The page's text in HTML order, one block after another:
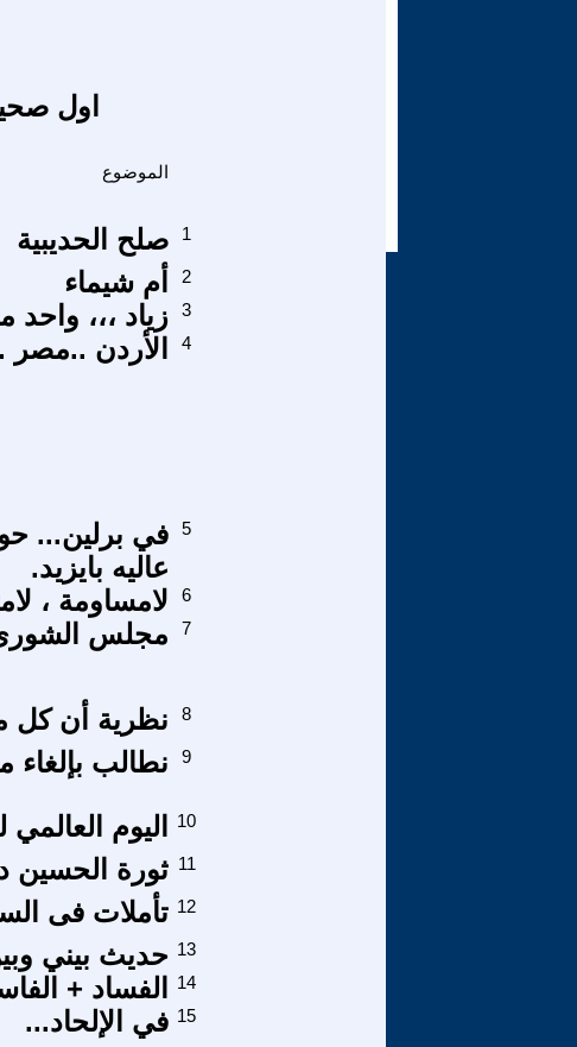
اول
الموضوع
صلح الحديبية 1
أم شيماء
2
زياد ،،، واحد
3
الأردن ..مصر 4
في برلين...
عاليه بايزيد.
5
لامساومة ، لامتاجرة
6
مجلس الشورى 7
نظرية أن كل 8
نطالب 9
اليوم 10
ثورة الحسين 11
تأملات فى 12
حديث بيني 13
الفساد +
14
في الإلحاد... 15